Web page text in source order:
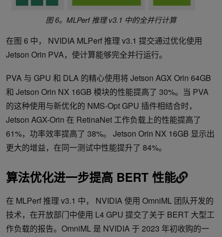
图 6。MLPerf 推理 v3.1 中的全并行计算
在图 6 中， NVIDIA MLPerf 推理 v3.1 提交通过优化使用
Jetson Orin PVA，使计算能够完全并行运行。
PVA 与 GPU 和 DLA 的精心使用将 Jetson AGX Orin 64GB
和 Jetson Orin NX 16GB 模块的性能提高了 30%。当 PVA
的这种使用与新优化的 NMS-Opt GPU 插件相结合时，
Jetson AGX-Orin 在 RetinaNet 工作负载上的性能提高了
61%，功率效率提高了 38%。 Jetson Orin NX 16GB 显示出
更大的增益，在同一测试中性能提升了 84%。
算法优化进一步提高 BERT 性能
在 MLPerf 推理 v3.1 中， NVIDIA 使用 OmniML 团队开发的
技术，在开放部门中使用 L4 GPU 提交了关于 BERT 大型工
作负载的报告。OmniML 是 NVIDIA 于 2023 年初收购的一